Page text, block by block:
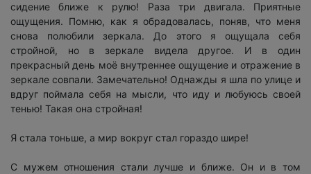
сидение ближе к рулю! Раза три двигала. Приятные
ощущения. Помню, как я обрадовалась, поняв, что меня
снова полюбили зеркала. До этого я ощущала себя
стройной, но в зеркале видела другое. И в один
прекрасный день моё внутреннее ощущение и отражение в
зеркале совпали. Замечательно! Однажды я шла по улице и
вдруг поймала себя на мысли, что иду и любуюсь своей
тенью! Такая она стройная!
Я стала тоньше, а мир вокруг стал гораздо шире!
С мужем отношения стали лучше и ближе. Он и в том